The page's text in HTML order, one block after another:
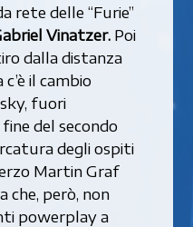
rete delle “Furie”
Vinatzer.Poi
dalla distanza
c’è il cambio
fuori
del secondo
degli ospiti
Martin Graf
che, però, non
powerplay a